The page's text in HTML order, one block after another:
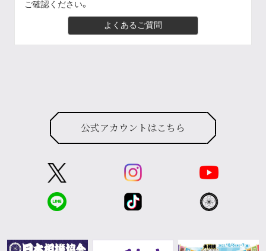
ご確認ください。
よくあるご質問
公式アカウントはこちら